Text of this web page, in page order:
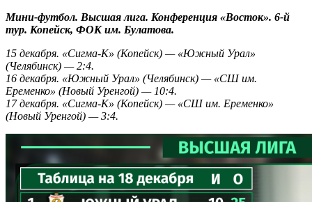
Мини-футбол. Высшая лига. Конференция «Восток». 6-й
тур. Копейск, ФОК им. Булатова.
15 декабря. «Сигма-К» (Копейск) — «Южный Урал»
(Челябинск) — 2:4.
16 декабря. «Южный Урал» (Челябинск) — «СШ им.
Еременко» (Новый Уренгой) — 10:4.
17 декабря. «Сигма-К» (Копейск) — «СШ им. Еременко»
(Новый Уренгой) — 3:4.